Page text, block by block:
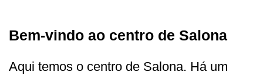
Bem-vindo ao centro de Salona
Aqui temos o centro de Salona. Há um